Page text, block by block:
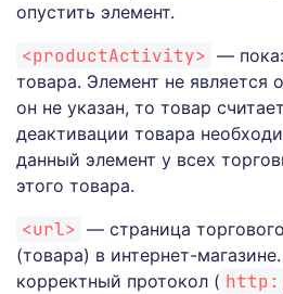
опустить элемент.
<productActivity> —
товара. Элемент не является
он не указан, то товар
деактивации товара
данный элемент у всех
этого товара.
<url> — страница
(товара) в интернет-
корректный протокол (